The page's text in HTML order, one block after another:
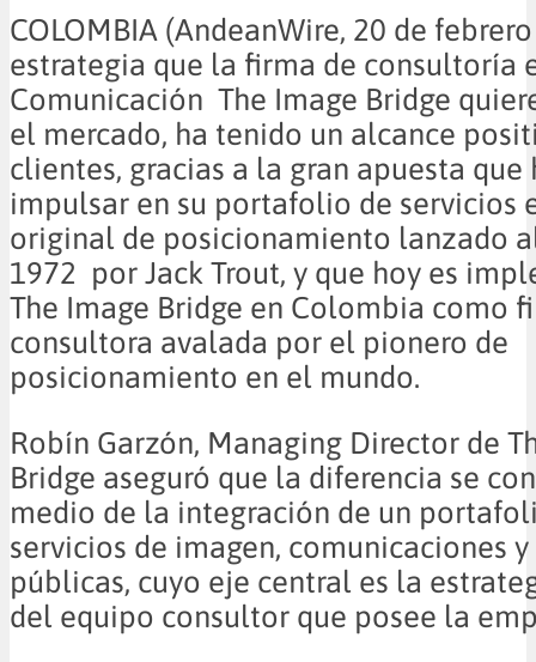
COLOMBIA (AndeanWire, 20 de
estrategia que la firma de consultoría
Comunicación The Image Bridge
el mercado, ha tenido un alcance
clientes, gracias a la gran apuesta que
impulsar en su portafolio de servicios
original de posicionamiento lanzado
1972 por Jack Trout, y que hoy es
The Image Bridge en Colombia como
consultora avalada por el pionero de
posicionamiento en el mundo.
Robín Garzón, Managing Director de
Bridge aseguró que la diferencia se
medio de la integración de un
servicios de imagen, comunicaciones
públicas, cuyo eje central es la
del equipo consultor que posee la